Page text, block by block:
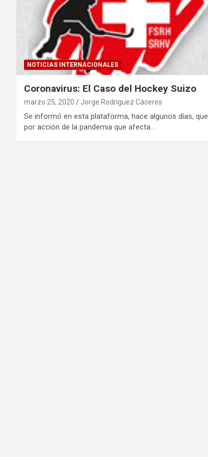
NOTICIAS INTERNACIONALES
Coronavirus: El Caso del Hockey Suizo
marzo 25, 2020 Jorge Rodríguez Cáceres
Se informó en esta plataforma, hace algunos días, que
por acción de la pandemia que afecta…